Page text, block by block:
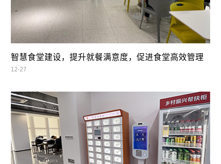
智慧食堂建设，提升就餐满意度，促进食堂高效管理
12-27